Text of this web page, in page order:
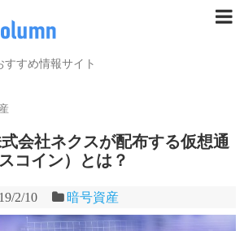
すめ情報サイト
会社ネクスが配布する仮想通
コイン）とは？
2/10 暗号資産